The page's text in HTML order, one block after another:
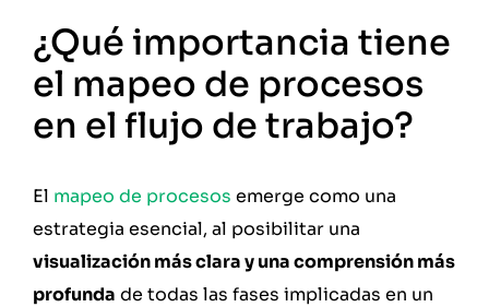
¿Qué importancia tiene
el mapeo de procesos
en el flujo de trabajo?
El mapeo de procesos emerge como una
estrategia esencial, al posibilitar una
visualización más clara y una comprensión más
profunda de todas las fases implicadas en un